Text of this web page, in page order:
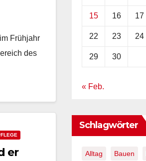
Frühjahr
des
er
15 16 17
22 23 24
29 30
« Feb.
Schlagwörter
Alltag Bauen